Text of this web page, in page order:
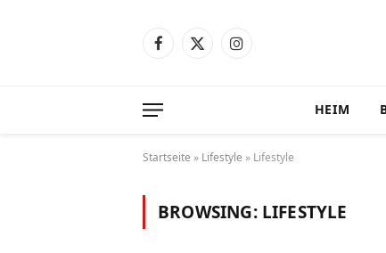
Facebook
X
Instagram
HEIM
Startseite » Lifestyle » Lifestyle
BROWSING: LIFESTYLE